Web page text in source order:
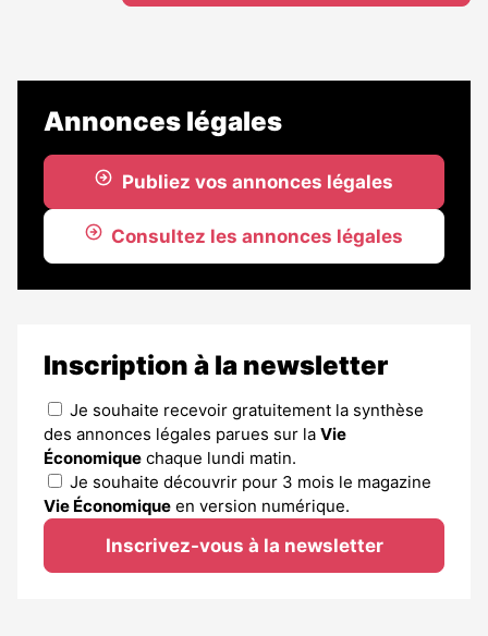
Annonces légales
Publiez vos annonces légales
Consultez les annonces légales
Inscription à la newsletter
Je souhaite recevoir gratuitement la synthèse
des annonces légales parues sur la Vie
Économique chaque lundi matin.
Je souhaite découvrir pour 3 mois le magazine
Vie Économique en version numérique.
Inscrivez-vous à la newsletter